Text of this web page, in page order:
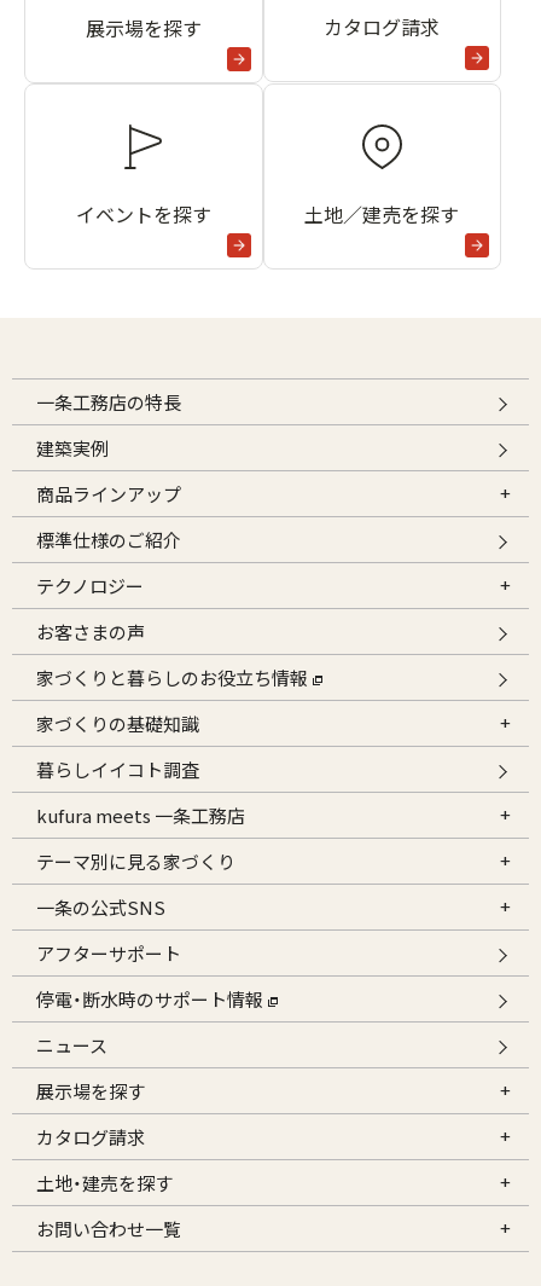
展示場を探す カタログ請求
イベントを探す 土地／建売を探す
一条工務店の特長
建築実例
商品ラインアップ
標準仕様のご紹介
テクノロジー
お客さまの声
家づくりと暮らしのお役立ち情報
家づくりの基礎知識
暮らしイイコト調査
kufura meets 一条工務店
テーマ別に見る家づくり
一条の公式SNS
アフターサポート
停電・断水時のサポート情報
ニュース
展示場を探す
カタログ請求
土地・建売を探す
お問い合わせ一覧